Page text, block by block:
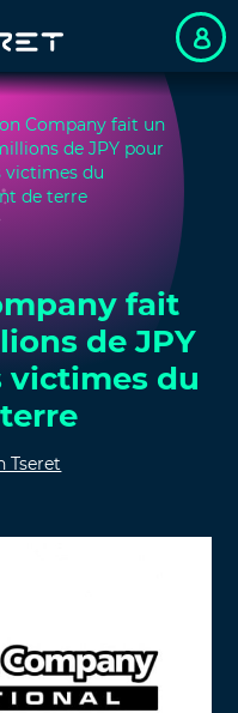
Company fait un
de JPY pour
victimes du
de terre
fait
de JPY
victimes du
Tseret